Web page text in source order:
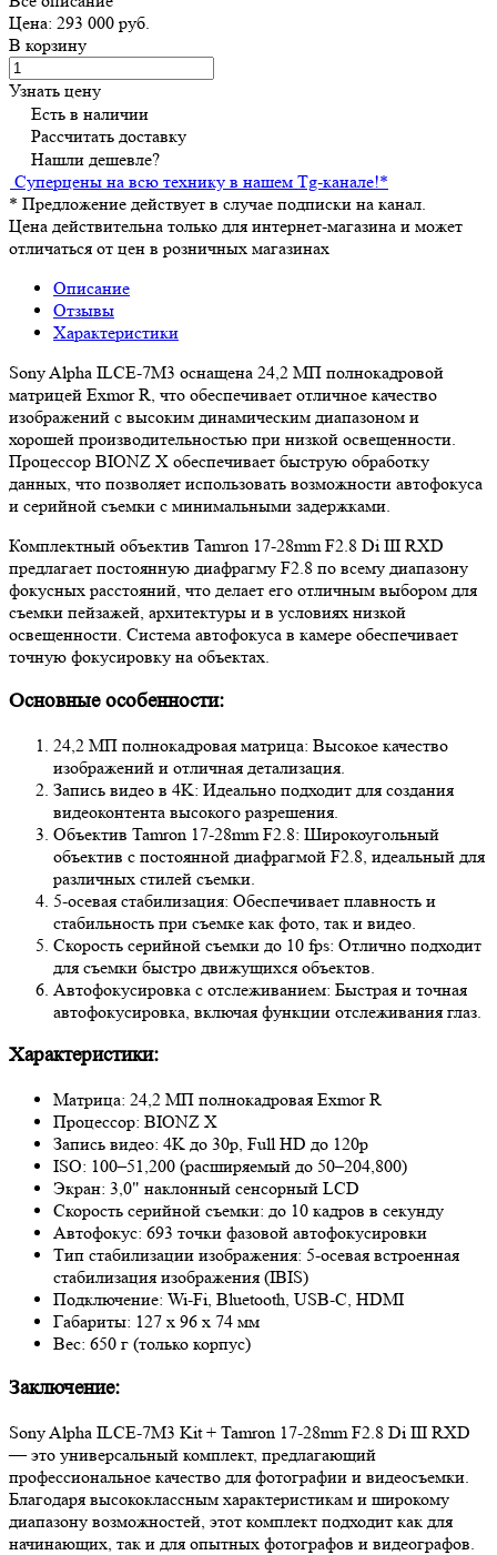
Цена: 293 000 руб.
В корзину
Узнать цену
Есть в наличии
Рассчитать доставку
Нашли дешевле?
Суперцены на всю технику в нашем Tg-канале!*
* Предложение действует в случае подписки на канал.
Цена действительна только для интернет-магазина и может
отличаться от цен в розничных магазинах
Описание
Отзывы
Характеристики
Sony Alpha ILCE-7M3 оснащена 24,2 МП полнокадровой
матрицей Exmor R, что обеспечивает отличное качество
изображений с высоким динамическим диапазоном и
хорошей производительностью при низкой освещенности.
Процессор BIONZ X обеспечивает быструю обработку
данных, что позволяет использовать возможности автофокуса
и серийной съемки с минимальными задержками.
Комплектный объектив Tamron 17-28mm F2.8 Di III RXD
предлагает постоянную диафрагму F2.8 по всему диапазону
фокусных расстояний, что делает его отличным выбором для
съемки пейзажей, архитектуры и в условиях низкой
освещенности. Система автофокуса в камере обеспечивает
точную фокусировку на объектах.
Основные особенности:
24,2 МП полнокадровая матрица: Высокое качество
изображений и отличная детализация.
Запись видео в 4K: Идеально подходит для создания
видеоконтента высокого разрешения.
Объектив Tamron 17-28mm F2.8: Широкоугольный
объектив с постоянной диафрагмой F2.8, идеальный для
различных стилей съемки.
5-осевая стабилизация: Обеспечивает плавность и
стабильность при съемке как фото, так и видео.
Скорость серийной съемки до 10 fps: Отлично подходит
для съемки быстро движущихся объектов.
Автофокусировка с отслеживанием: Быстрая и точная
автофокусировка, включая функции отслеживания глаз.
Характеристики:
Матрица: 24,2 МП полнокадровая Exmor R
Процессор: BIONZ X
Запись видео: 4K до 30p, Full HD до 120p
ISO: 100–51,200 (расширяемый до 50–204,800)
Экран: 3,0" наклонный сенсорный LCD
Скорость серийной съемки: до 10 кадров в секунду
Автофокус: 693 точки фазовой автофокусировки
Тип стабилизации изображения: 5-осевая встроенная
стабилизация изображения (IBIS)
Подключение: Wi-Fi, Bluetooth, USB-C, HDMI
Габариты: 127 x 96 x 74 мм
Вес: 650 г (только корпус)
Заключение:
Sony Alpha ILCE-7M3 Kit + Tamron 17-28mm F2.8 Di III RXD
— это универсальный комплект, предлагающий
профессиональное качество для фотографии и видеосъемки.
Благодаря высококлассным характеристикам и широкому
диапазону возможностей, этот комплект подходит как для
начинающих, так и для опытных фотографов и видеографов.